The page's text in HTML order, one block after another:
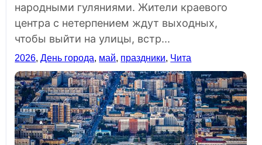
народными гуляниями. Жители краевого
центра с нетерпением ждут выходных,
чтобы выйти на улицы, встр...
2026,День города, май, праздники, Чита